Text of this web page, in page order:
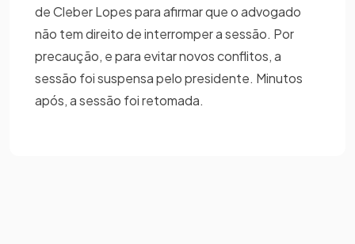
de Cleber Lopes para afirmar que o advogado
não tem direito de interromper a sessão. Por
precaução, e para evitar novos conflitos, a
sessão foi suspensa pelo presidente. Minutos
após, a sessão foi retomada.